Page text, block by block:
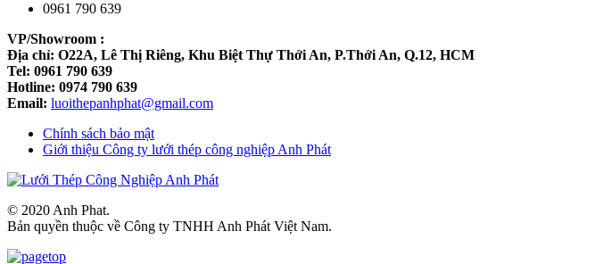
0961 790 639
VP/Showroom :
Địa chỉ: O22A, Lê Thị Riêng, Khu Biệt Thự Thới An, P.Thới An, Q.12, HCM
Tel: 0961 790 639
Hotline: 0974 790 639
Email: luoithepanhphat@gmail.com
Chính sách bảo mật
Giới thiệu Công ty lưới thép công nghiệp Anh Phát
© 2020 Anh Phat.
Bản quyền thuộc về Công ty TNHH Anh Phát Việt Nam.